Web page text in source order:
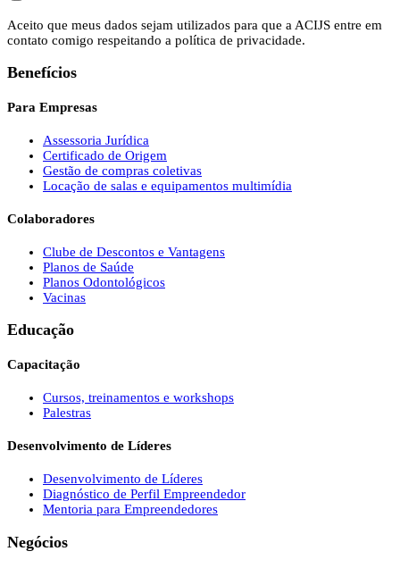
Aceito que meus dados sejam utilizados para que a ACIJS entre em
contato comigo respeitando a política de privacidade.
Benefícios
Para Empresas
Assessoria Jurídica
Certificado de Origem
Gestão de compras coletivas
Locação de salas e equipamentos multimídia
Colaboradores
Clube de Descontos e Vantagens
Planos de Saúde
Planos Odontológicos
Vacinas
Educação
Capacitação
Cursos, treinamentos e workshops
Palestras
Desenvolvimento de Líderes
Desenvolvimento de Líderes
Diagnóstico de Perfil Empreendedor
Mentoria para Empreendedores
Negócios